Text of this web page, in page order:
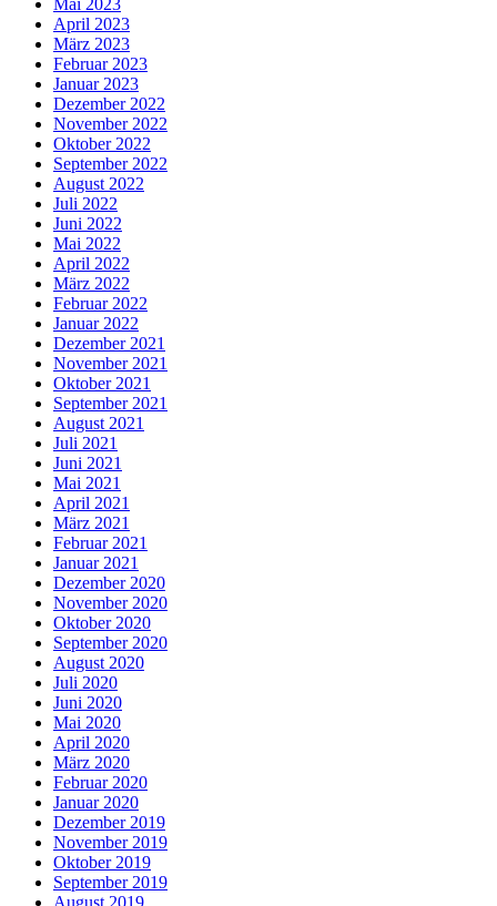
Mai 2023
April 2023
März 2023
Februar 2023
Januar 2023
Dezember 2022
November 2022
Oktober 2022
September 2022
August 2022
Juli 2022
Juni 2022
Mai 2022
April 2022
März 2022
Februar 2022
Januar 2022
Dezember 2021
November 2021
Oktober 2021
September 2021
August 2021
Juli 2021
Juni 2021
Mai 2021
April 2021
März 2021
Februar 2021
Januar 2021
Dezember 2020
November 2020
Oktober 2020
September 2020
August 2020
Juli 2020
Juni 2020
Mai 2020
April 2020
März 2020
Februar 2020
Januar 2020
Dezember 2019
November 2019
Oktober 2019
September 2019